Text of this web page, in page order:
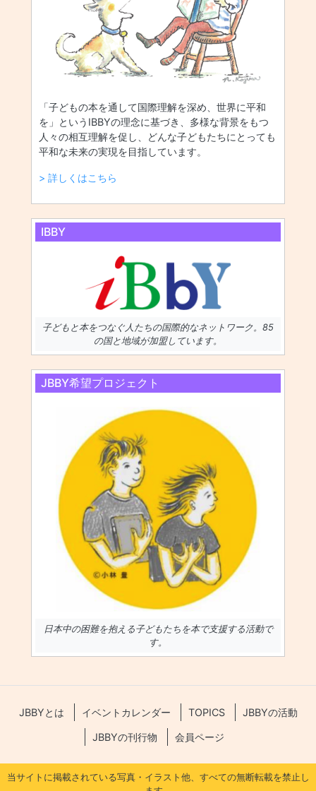
「子どもの本を通して国際理解を深め、世界に平和
を」というIBBYの理念に基づき、多様な背景をもつ
人々の相互理解を促し、どんな子どもたちにとっても
平和な未来の実現を目指しています。
> 詳しくはこちら
IBBY
子どもと本をつなぐ人たちの国際的なネットワーク。85
の国と地域が加盟しています。
JBBY希望プロジェクト
日本中の困難を抱える子どもたちを本で支援する活動で
す。
JBBYとは イベントカレンダー TOPICS JBBYの活動
JBBYの刊行物 会員ページ
当サイトに掲載されている写真・イラスト他、すべての無断転載を禁止し